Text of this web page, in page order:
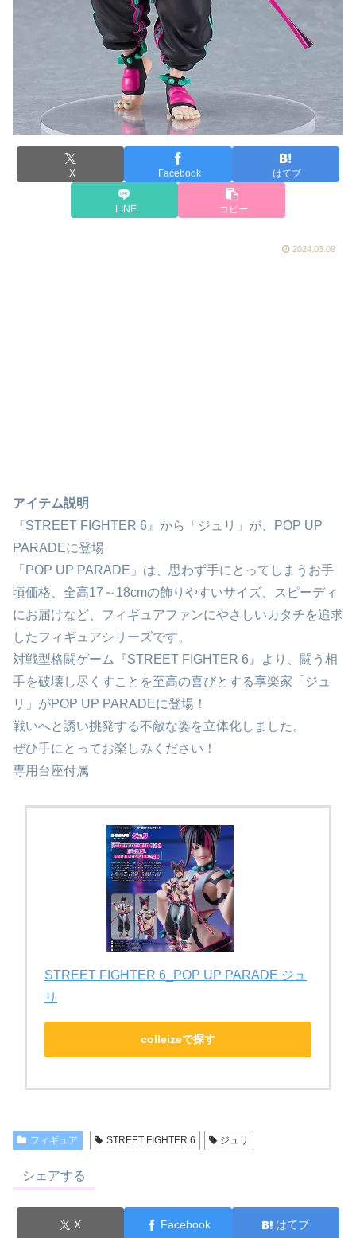
X Facebook はてブ
LINE コピー
2024.03.09
アイテム説明
『STREET FIGHTER 6』から「ジュリ」が、POP UP
PARADEに登場
「POP UP PARADE」は、思わず手にとってしまうお手
頃価格、全高17～18cmの飾りやすいサイズ、スピーディ
にお届けなど、フィギュアファンにやさしいカタチを追求
したフィギュアシリーズです。
対戦型格闘ゲーム『STREET FIGHTER 6』より、闘う相
手を破壊し尽くすことを至高の喜びとする享楽家「ジュ
リ」がPOP UP PARADEに登場！
戦いへと誘い挑発する不敵な姿を立体化しました。
ぜひ手にとってお楽しみください！
専用台座付属
STREET FIGHTER 6_POP UP PARADE ジュ
リ
colleizeで探す
フィギュア STREET FIGHTER 6 ジュリ
シェアする
X Facebook はてブ